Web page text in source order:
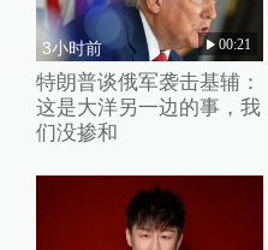
3小时前 00:21
特朗普谈俄军袭击基辅：
这是大洋另一边的事，我
们没掺和